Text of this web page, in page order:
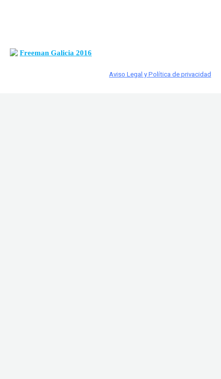
Freeman Galicia 2016
Aviso Legal y Política de privacidad